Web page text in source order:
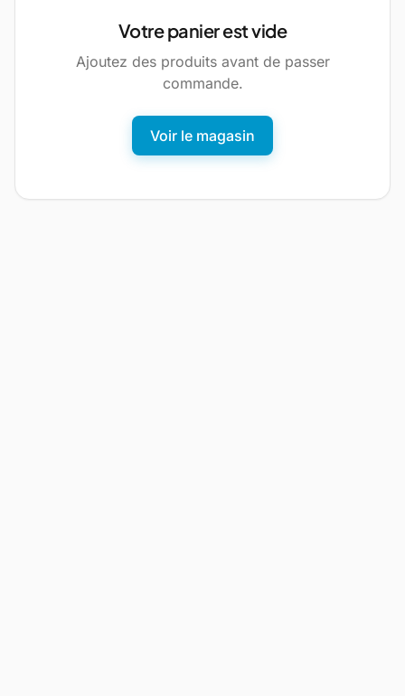
Votre panier est vide
Ajoutez des produits avant de passer
commande.
Voir le magasin